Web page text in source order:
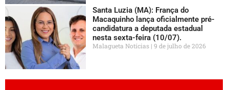
Santa Luzia (MA): França do
Macaquinho lança oficialmente pré-
candidatura a deputada estadual
nesta sexta-feira (10/07).
Malagueta Notícias 9 de julho de 2026